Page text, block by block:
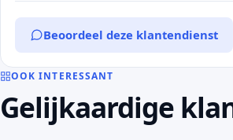
Beoordeel deze klantendienst
OOK INTERESSANT
Gelijkaardige